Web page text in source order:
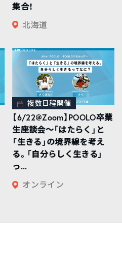
集合！
北海道
複数日程開催
【6/22@Zoom】POOLO卒業
生座談会〜「はたらく」と
「生きる」の境界線を考え
る。「自分らしく生きる」
っ...
オンライン